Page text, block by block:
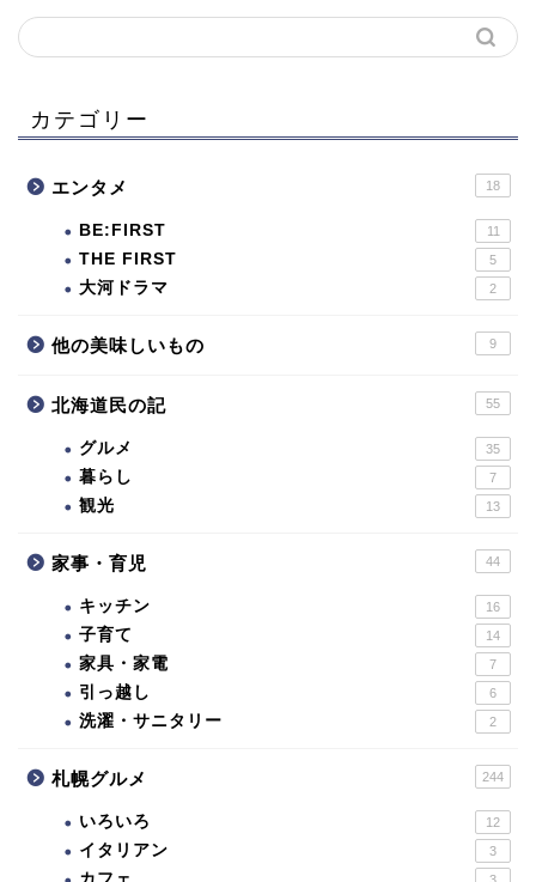
カテゴリー
エンタメ 18
BE:FIRST 11
THE FIRST 5
大河ドラマ 2
他の美味しいもの 9
北海道民の記 55
グルメ 35
暮らし 7
観光 13
家事・育児 44
キッチン 16
子育て 14
家具・家電 7
引っ越し 6
洗濯・サニタリー 2
札幌グルメ 244
いろいろ 12
イタリアン 3